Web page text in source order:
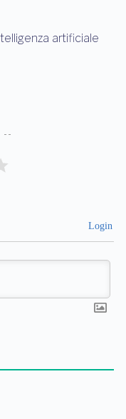
artificiale
Login